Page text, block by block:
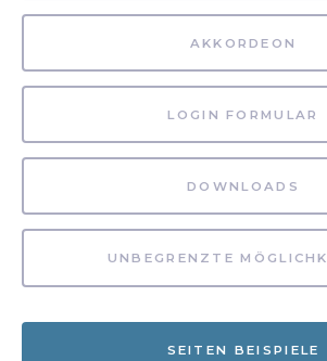
AKKORDEON
LOGIN FORMULAR
DOWNLOADS
UNBEGRENZTE
SEITEN BEISPIELE